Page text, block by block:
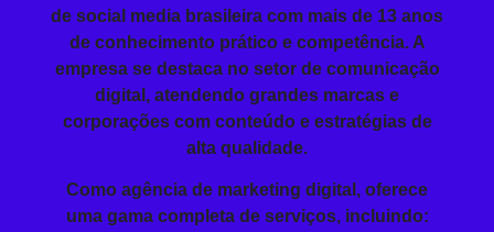
de social media brasileira com mais de 13 anos
de conhecimento prático e competência. A
empresa se destaca no setor de comunicação
digital, atendendo grandes marcas e
corporações com conteúdo e estratégias de
alta qualidade.
Como agência de marketing digital, oferece
uma gama completa de serviços, incluindo: